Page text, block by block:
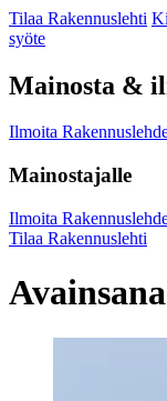
Tilaa Rakennuslehti
syöte
Mainosta &
Ilmoita
Mainostajalle
Ilmoita
Tilaa Rakennuslehti